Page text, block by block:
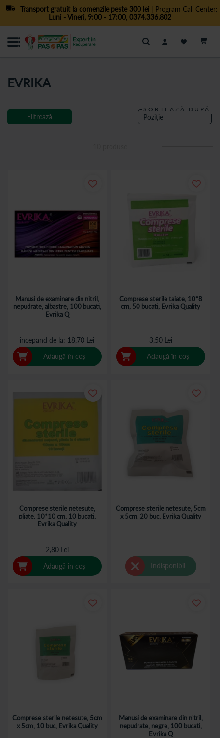
Transport gratuit la comenzile peste 300 lei| Program Call Center:
Luni - Vineri, 9:00 - 17:00, 0374.336.802
Cautare
EVRIKA
SORTEAZĂ DUPĂ
Manusi de examinare din nitril,
nepudrate, albastre, 100 bucati,
Evrika Q
începand de la 18,70 Lei
Adaugă în coș
Comprese sterile taiate, 10*8
cm, 50 bucati, Evrika Quality
3,50 Lei
Adaugă în coș
Comprese sterile netesute,
pliate, 10*10 cm, 10 bucati,
Evrika Quality
2,80 Lei
Adaugă în coș
Comprese sterile netesute, 5cm
x 5cm, 20 buc, Evrika Quality
Indisponibil
Comprese sterile netesute, 5cm
x 5cm, 10 buc, Evrika Quality
Manusi de examinare din nitril,
nepudrate, negre, 100 bucati,
Evrika Q
Filtrează